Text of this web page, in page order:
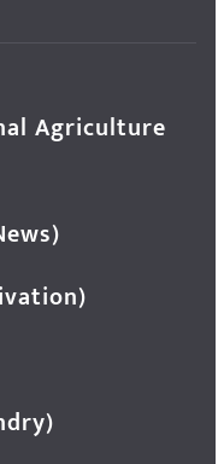
Agriculture